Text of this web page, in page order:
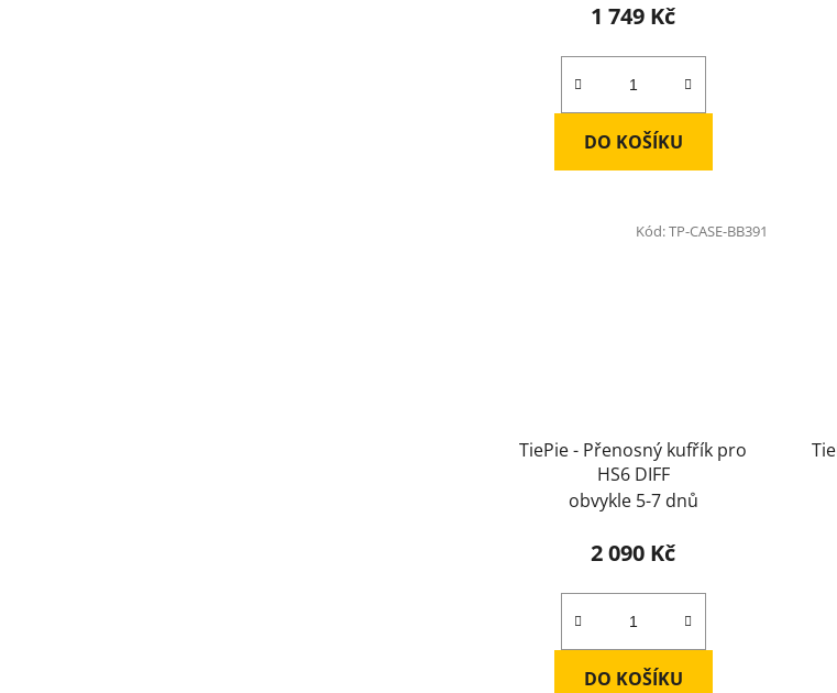
1 749 Kč
DO KOŠÍKU
TiePie - Přenosný kufřík pro
HS6 DIFF
obvykle 5-7 dnů
2 090 Kč
DO KOŠÍKU
Kód:TP-CASE-BB391